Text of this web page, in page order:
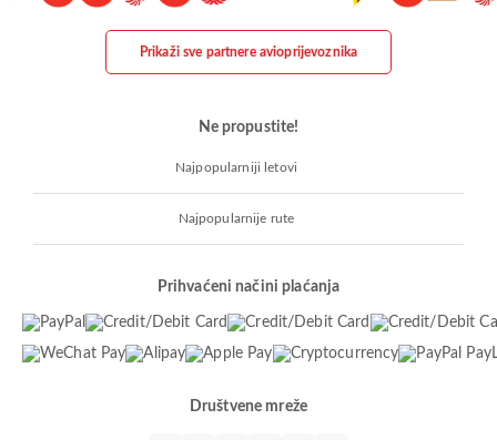
Prikaži sve partnere avioprijevoznika
Ne propustite!
Najpopularniji letovi
Najpopularnije rute
Prihvaćeni načini plaćanja
Društvene mreže